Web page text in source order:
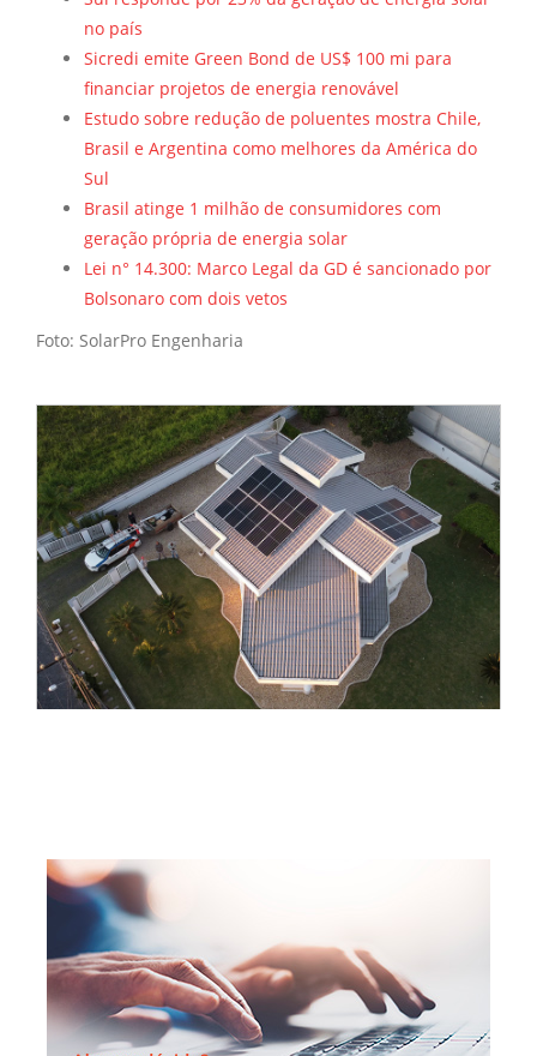
no país
Sicredi emite Green Bond de US$ 100 mi para
financiar projetos de energia renovável
Estudo sobre redução de poluentes mostra Chile,
Brasil e Argentina como melhores da América do
Sul
Brasil atinge 1 milhão de consumidores com
geração própria de energia solar
Lei n° 14.300: Marco Legal da GD é sancionado por
Bolsonaro com dois vetos
Foto: SolarPro Engenharia